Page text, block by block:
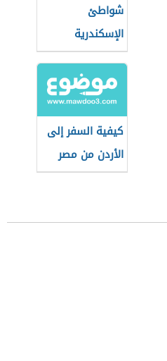
شواطئ
الإسكندرية
كيفية السفر إلى
الأردن من مصر
للعمل